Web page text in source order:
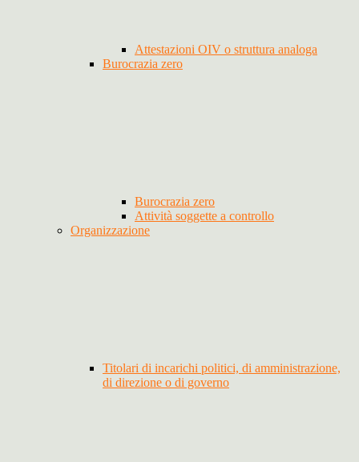
Attestazioni OIV o struttura analoga
Burocrazia zero
Burocrazia zero
Attività soggette a controllo
Organizzazione
Titolari di incarichi politici, di amministrazione,
di direzione o di governo